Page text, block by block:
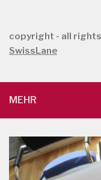
copyright - all
SwissLane
MEHR